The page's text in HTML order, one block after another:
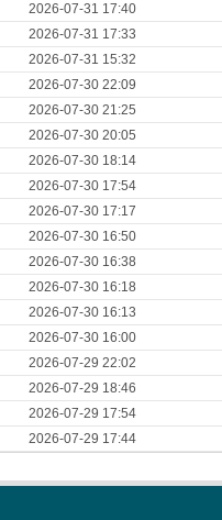
2026-07-31 17:40
2026-07-31 17:33
2026-07-31 15:32
2026-07-30 22:09
2026-07-30 21:25
2026-07-30 20:05
2026-07-30 18:14
2026-07-30 17:54
2026-07-30 17:17
2026-07-30 16:50
2026-07-30 16:38
2026-07-30 16:18
2026-07-30 16:13
2026-07-30 16:00
2026-07-29 22:02
2026-07-29 18:46
2026-07-29 17:54
2026-07-29 17:44